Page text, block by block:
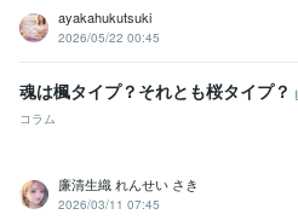
ayakahukutsuki
2026/05/22 00:45
魂は楓タイプ？それとも桜タイプ？
コラム
廉清生織 れんせい さき
2026/03/11 07:45